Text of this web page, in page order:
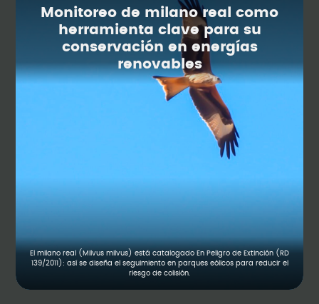
Monitoreo de milano real como
herramienta clave para su
conservación en energías
renovables
El milano real (Milvus milvus) está catalogado En Peligro de Extinción (RD
139/2011): así se diseña el seguimiento en parques eólicos para reducir el
riesgo de colisión.